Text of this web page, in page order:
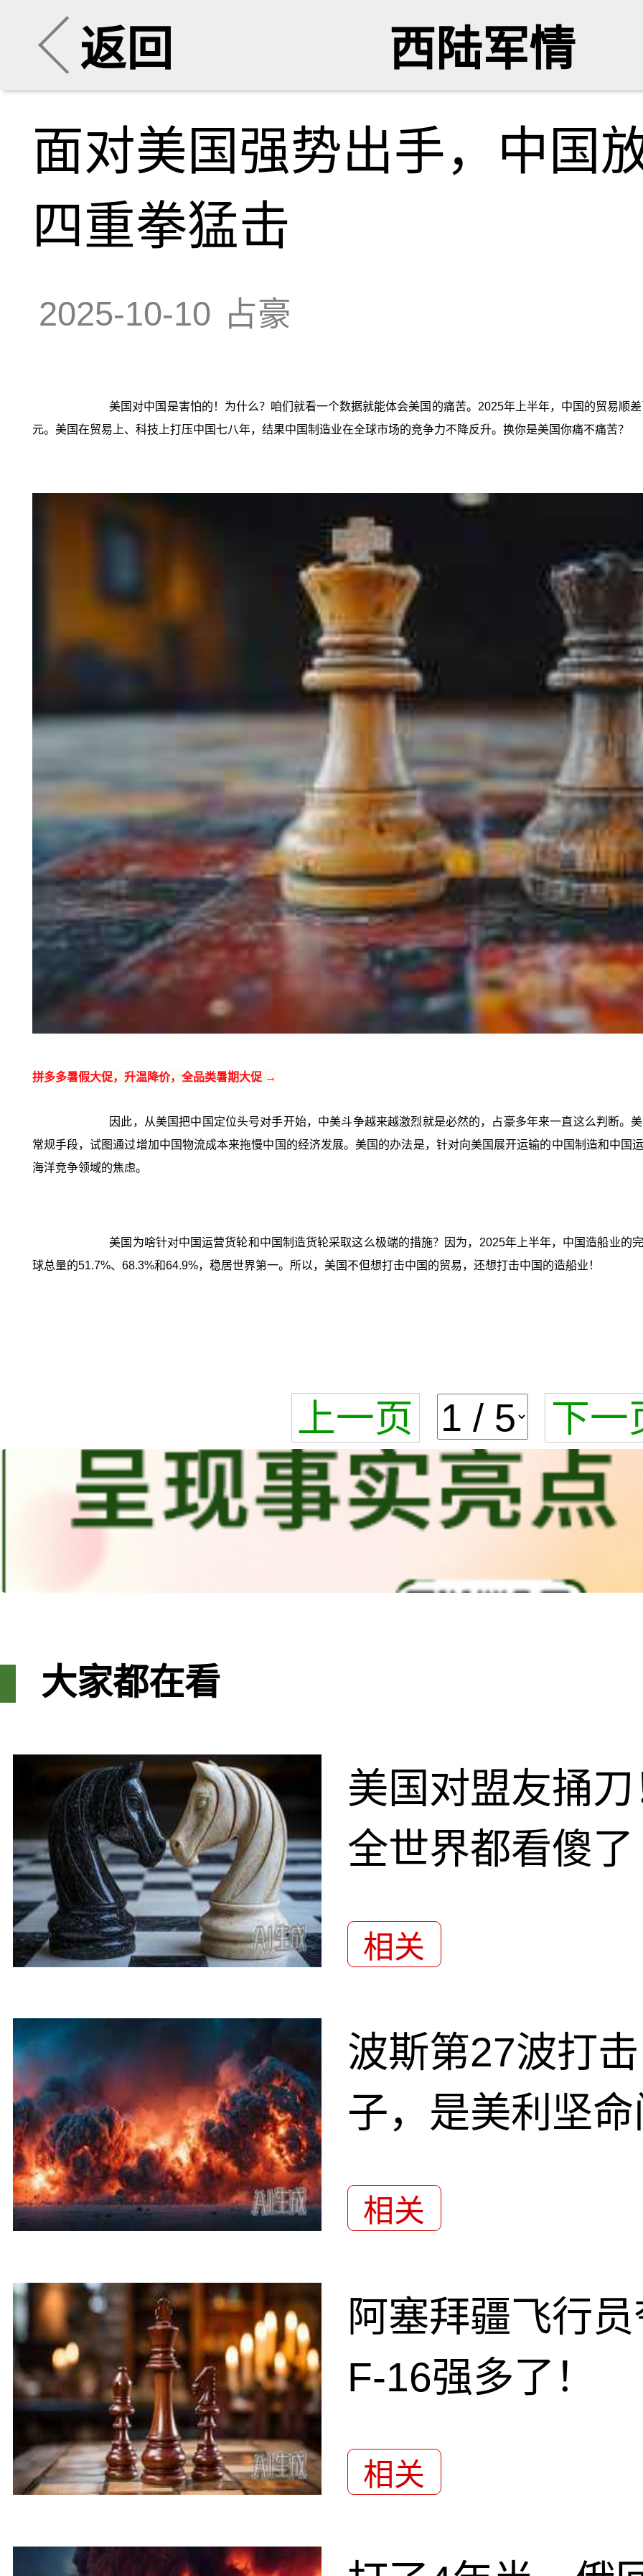
返回 西陆军情
面对美国强势出手，中国
四重拳猛击
2025-10-10 占豪
美国对中国是害怕的！为什么？咱们就看一个数据就能体会美国的痛苦。2025年上半年，中国的贸易顺
元。美国在贸易上、科技上打压中国七八年，结果中国制造业在全球市场的竞争力不降反升。换你是美国你痛不痛苦？
拼多多暑假大促，升温降价，全品类暑期大促 →
因此，从美国把中国定位头号对手开始，中美斗争越来越激烈就是必然的，占豪多年来一直这么判断。
常规手段，试图通过增加中国物流成本来拖慢中国的经济发展。美国的办法是，针对向美国展开运输的中国制造和中国
海洋竞争领域的焦虑。
美国为啥针对中国运营货轮和中国制造货轮采取这么极端的措施？因为，2025年上半年，中国造船业的
球总量的51.7%、68.3%和64.9%，稳居世界第一。所以，美国不但想打击中国的贸易，还想打击中国的造船业！
上一页 下一
大家都在看
美国对盟友捅
全世界都看傻了
相关
波斯第27波打
子，是美利坚
相关
阿塞拜疆飞行
F-16强多了！
相关